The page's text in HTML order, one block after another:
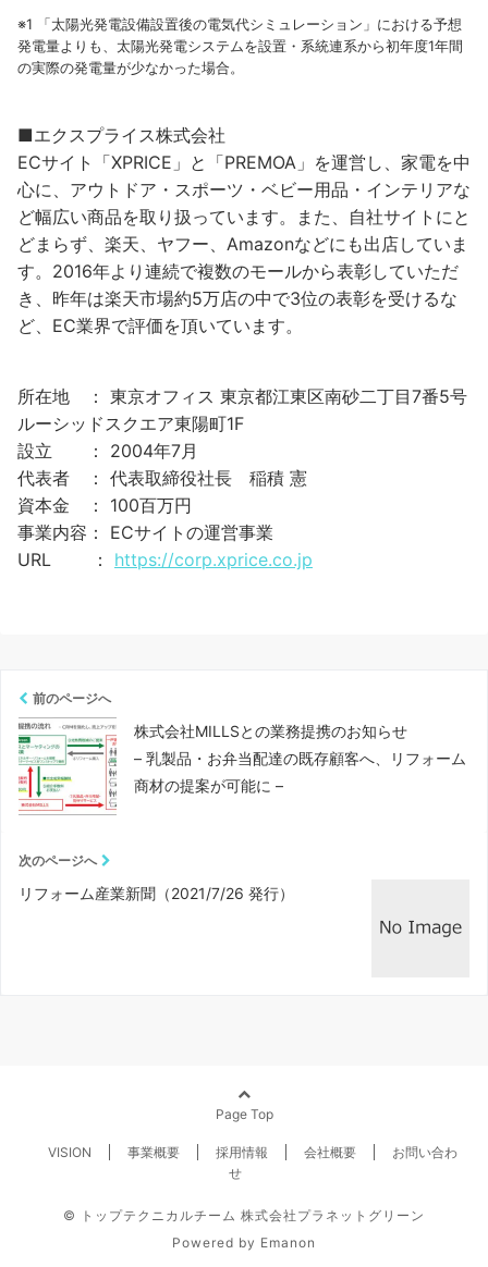
※1 「太陽光発電設備設置後の電気代シミュレーション」における予想
発電量よりも、太陽光発電システムを設置・系統連系から初年度1年間
の実際の発電量が少なかった場合。
■エクスプライス株式会社
ECサイト「XPRICE」と「PREMOA」を運営し、家電を中
心に、アウトドア・スポーツ・ベビー用品・インテリアな
ど幅広い商品を取り扱っています。また、自社サイトにと
どまらず、楽天、ヤフー、Amazonなどにも出店していま
す。2016年より連続で複数のモールから表彰していただ
き、昨年は楽天市場約5万店の中で3位の表彰を受けるな
ど、EC業界で評価を頂いています。
所在地 ： 東京オフィス 東京都江東区南砂二丁目7番5号
ルーシッドスクエア東陽町1F
設立 ： 2004年7月
代表者 ： 代表取締役社長 稲積 憲
資本金 ： 100百万円
事業内容： ECサイトの運営事業
URL ： https://corp.xprice.co.jp
前のページへ
株式会社MILLSとの業務提携のお知らせ
– 乳製品・お弁当配達の既存顧客へ、リフォーム
商材の提案が可能に –
次のページへ
リフォーム産業新聞（2021/7/26 発行）
Page Top
VISION 事業概要 採用情報 会社概要
お問い合わ
せ
© トップテクニカルチーム 株式会社プラネットグリーン
Powered by Emanon